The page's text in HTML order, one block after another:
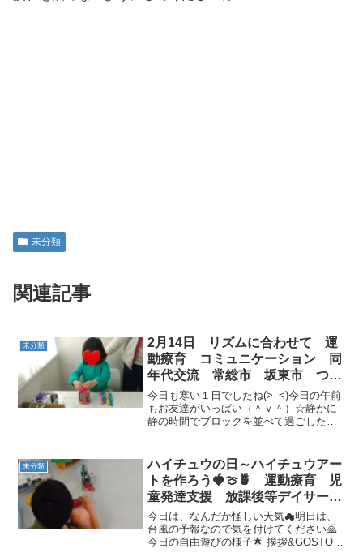
未分類
関連記事
未分類
2月14日 リズムに合わせて 運
動療育 コミュニケーション 同
年代交流 常総市 坂東市 つく
ばみらい市
今日も寒い１日でしたね(>_<)今日の午前
もお友達がいっぱい（＾ｖ＾）☆静かに
静の時間でブロックを並べて過ごした
ではサーキットをみんなで作りまし
た！！！トランポリン→平...
未分類
ハイチュウの日～ハイチュウアー
トを作ろう🍓🍈🍍 運動療育 児
童発達支援 放課後等デイサービ
ス 常総市 つくばみらい市 守
谷市 坂東市
今日は、なんだか怪しい天気☁明日は、
台風の予報なので気を付けてください🙇
今日の自由遊びの様子🌟 挨拶&GOSTOP